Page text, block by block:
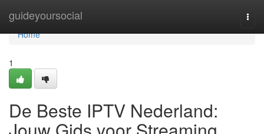
guideyoursocial
Home
Home
1
De Beste IPTV Nederland: